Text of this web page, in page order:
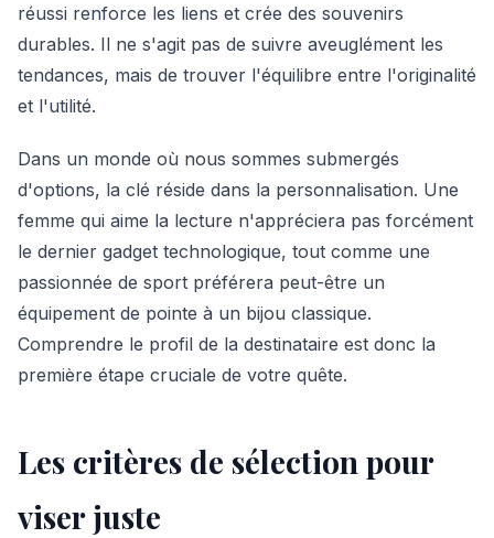
réussi renforce les liens et crée des souvenirs
durables. Il ne s'agit pas de suivre aveuglément les
tendances, mais de trouver l'équilibre entre l'originalité
et l'utilité.
Dans un monde où nous sommes submergés
d'options, la clé réside dans la personnalisation. Une
femme qui aime la lecture n'appréciera pas forcément
le dernier gadget technologique, tout comme une
passionnée de sport préférera peut-être un
équipement de pointe à un bijou classique.
Comprendre le profil de la destinataire est donc la
première étape cruciale de votre quête.
Les critères de sélection pour
viser juste